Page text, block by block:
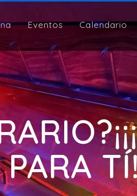
Eventos Calendario